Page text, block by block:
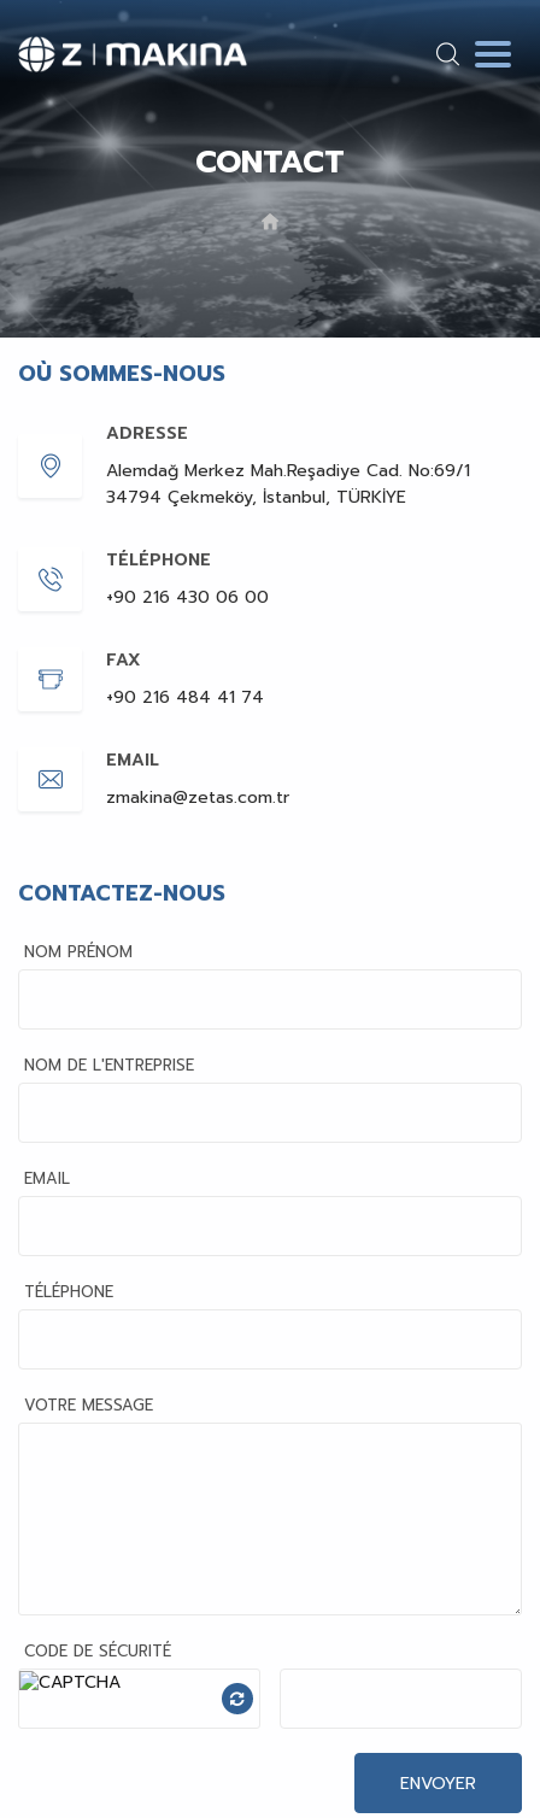
CONTACT
OÙ SOMMES-NOUS
ADRESSE
Alemdağ Merkez Mah.Reşadiye Cad. No:69/1
34794 Çekmeköy, İstanbul, TÜRKİYE
TÉLÉPHONE
+90 216 430 06 00
FAX
+90 216 484 41 74
EMAIL
zmakina@zetas.com.tr
CONTACTEZ-NOUS
NOM PRÉNOM
NOM DE L'ENTREPRISE
EMAIL
TÉLÉPHONE
VOTRE MESSAGE
CODE DE SÉCURITÉ
ENVOYER